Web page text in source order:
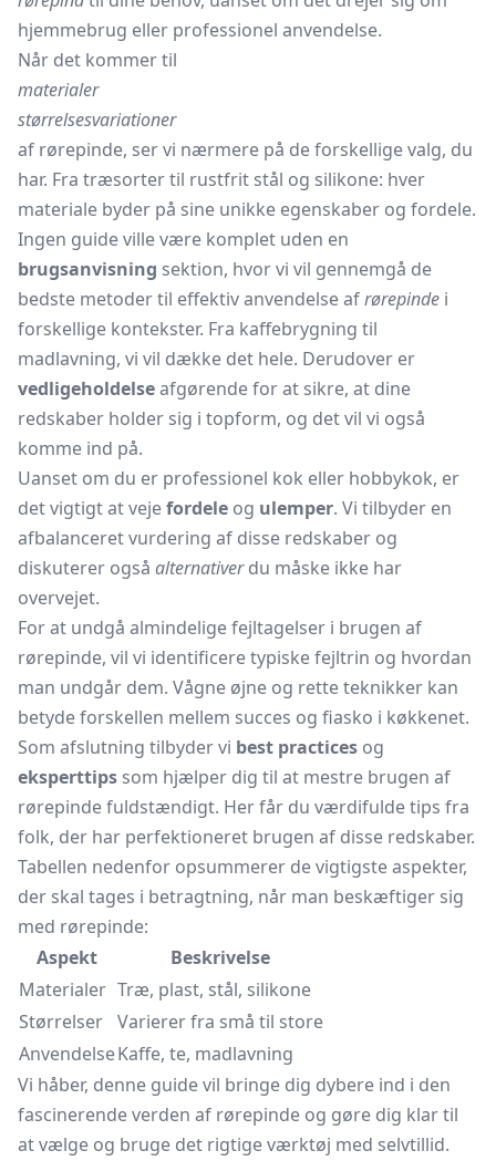
hjemmebrug eller professionel anvendelse.
Når det kommer til
materialer
størrelsesvariationer
af rørepinde, ser vi nærmere på de forskellige valg, du
har. Fra træsorter til rustfrit stål og silikone: hver
materiale byder på sine unikke egenskaber og fordele.
Ingen guide ville være komplet uden en
brugsanvisning sektion, hvor vi vil gennemgå de
bedste metoder til effektiv anvendelse afrørepinde i
forskellige kontekster. Fra kaffebrygning til
madlavning, vi vil dække det hele. Derudover er
vedligeholdelseafgørende for at sikre, at dine
redskaber holder sig i topform, og det vil vi også
komme ind på.
Uanset om du er professionel kok eller hobbykok, er
det vigtigt at vejefordele og ulemper. Vi tilbyder en
afbalanceret vurdering af disse redskaber og
diskuterer også alternativerdu måske ikke har
overvejet.
For at undgå almindelige fejltagelser i brugen af
rørepinde, vil vi identificere typiske fejltrin og hvordan
man undgår dem. Vågne øjne og rette teknikker kan
betyde forskellen mellem succes og fiasko i køkkenet.
Som afslutning tilbyder vi best practices og
eksperttips som hjælper dig til at mestre brugen af
rørepinde fuldstændigt. Her får du værdifulde tips fra
folk, der har perfektioneret brugen af disse redskaber.
Tabellen nedenfor opsummerer de vigtigste aspekter,
der skal tages i betragtning, når man beskæftiger sig
med rørepinde:
Aspekt
Beskrivelse
Materialer Træ, plast, stål, silikone
Størrelser Varierer fra små til store
AnvendelseKaffe, te, madlavning
Vi håber, denne guide vil bringe dig dybere ind i den
fascinerende verden af rørepinde og gøre dig klar til
at vælge og bruge det rigtige værktøj med selvtillid.